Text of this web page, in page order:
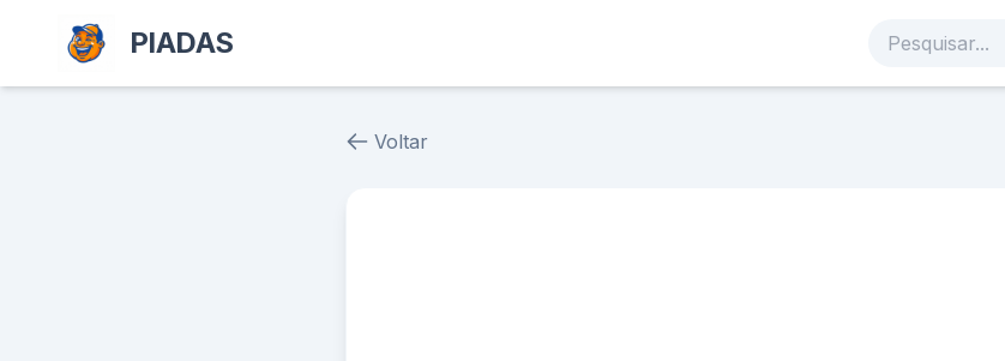
PIADAS
Voltar